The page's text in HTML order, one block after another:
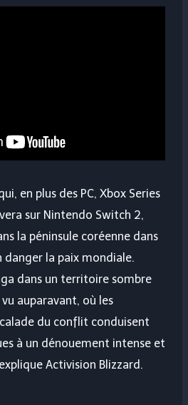
en plus des PC, Xbox Series
sur Nintendo Switch 2,
la péninsule coréenne dans
la paix mondiale.
dans un territoire sombre
auparavant, où les
du conflit conduisent
à un dénouement intense et
Activision Blizzard.